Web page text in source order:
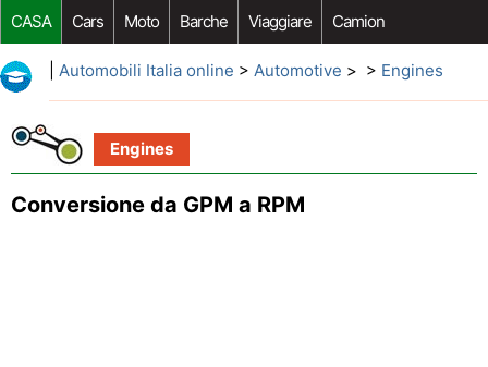
CASA Cars Moto Barche Viaggiare Camion
Riparazione Auto Acquisto Auto Car Opzioni Aftermarket
Automobili Italia online > Automotive > > Engines
Engines
Conversione da GPM a RPM